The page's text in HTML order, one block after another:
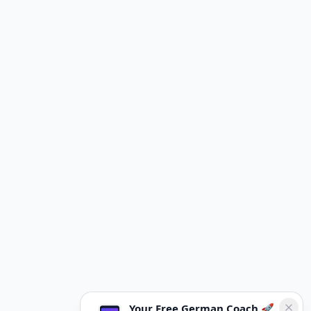
Your Free German Coach 🚀